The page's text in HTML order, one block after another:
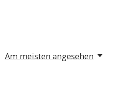
Am meisten angesehen